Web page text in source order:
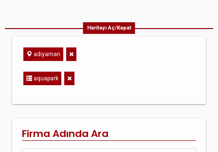
Haritayı Aç/Kapat
adiyaman
aquapark
Firma Adında Ara